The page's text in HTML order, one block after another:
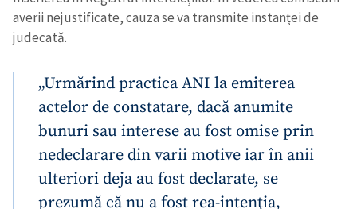
averii nejustificate, cauza se va transmite instanței de
judecată.
„Urmărind practica ANI la emiterea
actelor de constatare, dacă anumite
bunuri sau interese au fost omise prin
nedeclarare din varii motive iar în anii
ulteriori deja au fost declarate, se
prezumă că nu a fost rea-intenţia,